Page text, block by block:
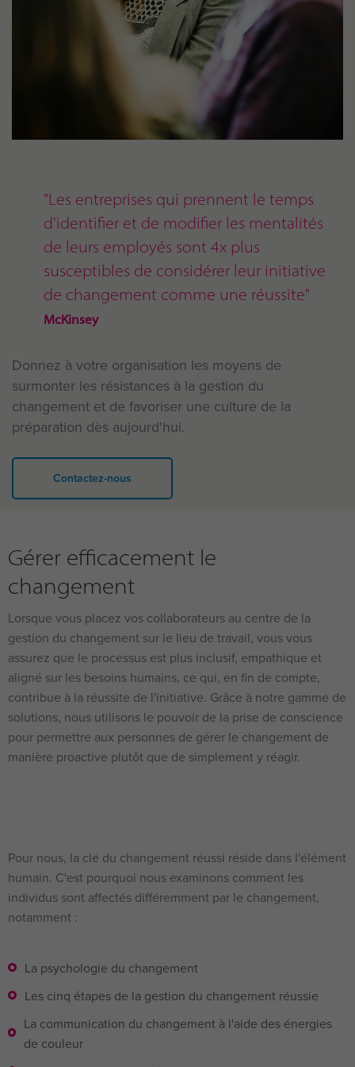
"Les entreprises qui prennent le temps
d'identifier et de modifier les mentalités
de leurs employés sont 4x plus
susceptibles de considérer leur initiative
de changement comme une réussite"
McKinsey
Donnez à votre organisation les moyens de
surmonter les résistances à la gestion du
changement et de favoriser une culture de la
préparation dès aujourd'hui.
Contactez-nous
Gérer efficacement le
changement
Lorsque vous placez vos collaborateurs au centre de la
gestion du changement sur le lieu de travail, vous vous
assurez que le processus est plus inclusif, empathique et
aligné sur les besoins humains, ce qui, en fin de compte,
contribue à la réussite de l'initiative. Grâce à notre gamme de
solutions, nous utilisons le pouvoir de la prise de conscience
pour permettre aux personnes de gérer le changement de
manière proactive plutôt que de simplement y réagir.
Pour nous, la clé du changement réussi réside dans l'élément
humain. C'est pourquoi nous examinons comment les
individus sont affectés différemment par le changement,
notamment :
La psychologie du changement
Les cinq étapes de la gestion du changement réussie
La communication du changement à l'aide des énergies
de couleur